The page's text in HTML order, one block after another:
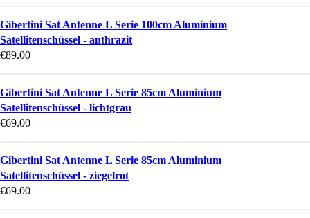
Gibertini Sat Antenne L Serie 100cm Aluminium
Satellitenschüssel - anthrazit
€89.00
Gibertini Sat Antenne L Serie 85cm Aluminium
Satellitenschüssel - lichtgrau
€69.00
Gibertini Sat Antenne L Serie 85cm Aluminium
Satellitenschüssel - ziegelrot
€69.00